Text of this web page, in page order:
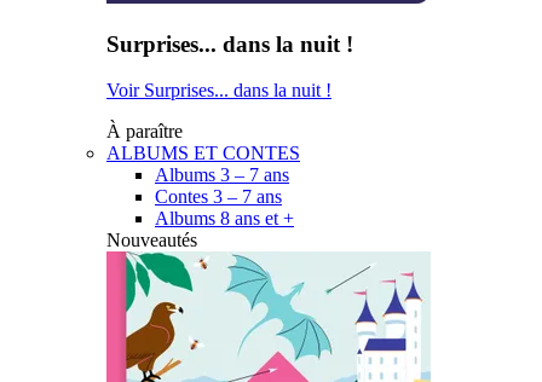
Surprises... dans la nuit !
Voir Surprises... dans la nuit !
À paraître
ALBUMS ET CONTES
Albums 3 – 7 ans
Contes 3 – 7 ans
Albums 8 ans et +
Nouveautés